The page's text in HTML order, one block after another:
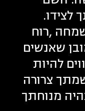
לצידו.
,רוח
שאנשים
להיות
צרורה
מנוחתך